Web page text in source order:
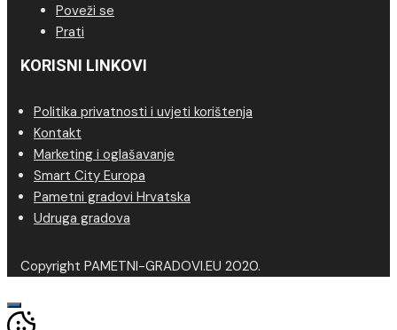
Poveži se
Prati
KORISNI LINKOVI
Politika privatnosti i uvjeti korištenja
Kontakt
Marketing i oglašavanje
Smart City Europa
Pametni gradovi Hrvatska
Udruga gradova
Copyright PAMETNI-GRADOVI.EU 2020.